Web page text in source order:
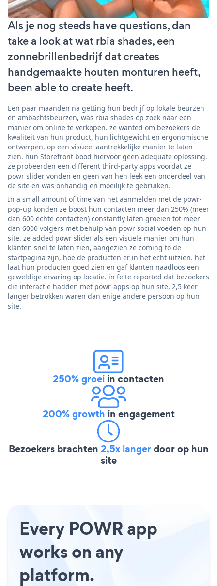
Als je nog steeds have questions, dan
take a look at wat rbia shades, een
zonnebrillenbedrijf dat creates
handgemaakte houten monturen heeft,
been able to create heeft.
Een paar maanden na getting hun bedrijf op lokale beurzen
en ambachtsbeurzen, was rbia shades op zoek naar een
manier om online te verkopen. ze wanted om bezoekers de
kwaliteit van hun product, hun lichtgewicht en ergonomische
ontwerpen, op een visueel aantrekkelijke manier te laten
zien. hun Storefront bood hiervoor geen adequate oplossing.
ze probeerden een different third-party apps voordat ze
powr slider vonden en geen van hen leek een onderdeel van
de site en was onhandig en moeilijk te gebruiken.
In a small amount of time van het aanmelden met de powr-
pop-up konden ze boost hun contacten meer dan 250% (meer
dan 600 echte contacten) constantly laten groeien tot meer
dan 6000 volgers met behulp van powr social voeden op hun
site. ze added powr slider als een visuele manier om hun
klanten snel te laten zien, aangezien ze coming to de
startpagina zijn, hoe de producten er in het echt uitzien. het
laat hun producten goed zien en gaf klanten naadloos een
geweldige ervaring op locatie. in feite reported dat bezoekers
die interactie hadden met powr-apps op hun site, 2,5 keer
langer betrokken waren dan enige andere persoon op hun
site.
250% groei in contacten
200% growth in engagement
Bezoekers brachten 2,5x langerdoor op hun
site
Every POWR app
works on any
platform.